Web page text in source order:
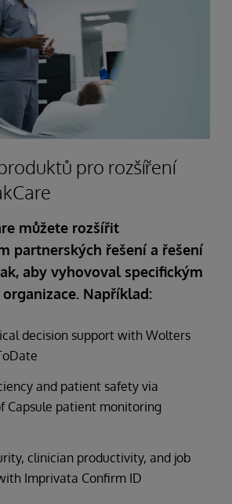
pro rozšíření
můžete rozšířit
partnerských řešení a řešení
aby vyhovoval specifickým
Například:
decision support with Wolters
and patient safety via
Capsule patient monitoring
clinician productivity, and job
Imprivata Confirm ID